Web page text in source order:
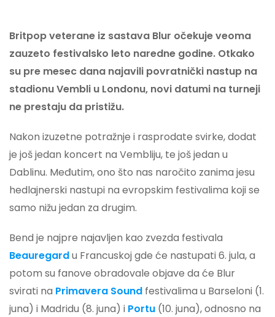
Britpop veterane iz sastava Blur očekuje veoma
zauzeto festivalsko leto naredne godine. Otkako
su pre mesec dana najavili povratnički nastup na
stadionu Vembli u Londonu, novi datumi na turneji
ne prestaju da pristižu.
Nakon izuzetne potražnje i rasprodate svirke, dodat
je još jedan koncert na Vembliju, te još jedan u
Dablinu. Međutim, ono što nas naročito zanima jesu
hedlajnerski nastupi na evropskim festivalima koji se
samo nižu jedan za drugim.
Bend je najpre najavljen kao zvezda festivala
Beauregardu Francuskoj gde će nastupati 6. jula, a
potom su fanove obradovale objave da će Blur
svirati na Primavera Sound festivalima u Barseloni (1.
juna) i Madridu (8. juna) i Portu (10. juna), odnosno na